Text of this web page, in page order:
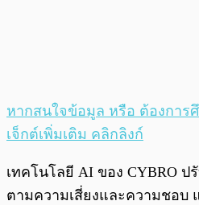
หากสนใจข้อมูล หรือ ต้องการ
เจ็กต์เพิ่มเติม คลิกลิงก์
เทคโนโลยี AI ของ CYBRO
ตามความเสี่ยงและความชอบ